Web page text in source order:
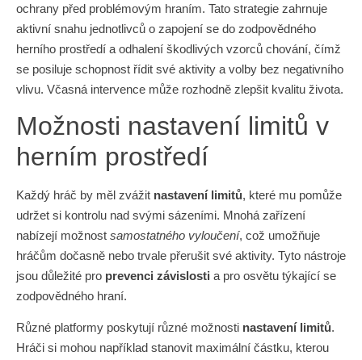
ochrany před problémovým hraním. Tato strategie zahrnuje
aktivní snahu jednotlivců o zapojení se do zodpovědného
herního prostředí a odhalení škodlivých vzorců chování, čímž
se posiluje schopnost řídit své aktivity a volby bez negativního
vlivu. Včasná intervence může rozhodně zlepšit kvalitu života.
Možnosti nastavení limitů v
herním prostředí
Každý hráč by měl zvážit nastavení limitů, které mu pomůže
udržet si kontrolu nad svými sázeními. Mnohá zařízení
nabízejí možnost samostatného vyloučení, což umožňuje
hráčům dočasně nebo trvale přerušit své aktivity. Tyto nástroje
jsou důležité pro prevenci závislosti a pro osvětu týkající se
zodpovědného hraní.
Různé platformy poskytují různé možnosti nastavení limitů.
Hráči si mohou například stanovit maximální částku, kterou